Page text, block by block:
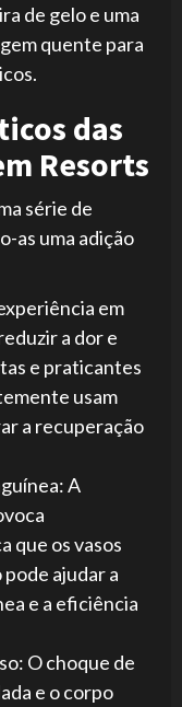
de gelo e uma
quente para
das
Resorts
série de
as uma adição
em
a dor e
e praticantes
usam
a recuperação
A
que os vasos
ajudar a
e a eficiência
O choque de
e o corpo